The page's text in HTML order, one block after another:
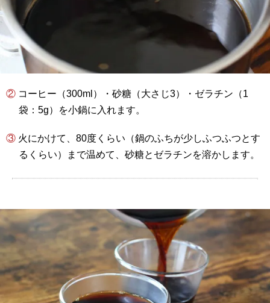
② コーヒー（300ml）・砂糖（大さじ3）・ゼラチン（1
袋：5g）を小鍋に入れます。
③ 火にかけて、80度くらい（鍋のふちが少しふつふつとす
るくらい）まで温めて、砂糖とゼラチンを溶かします。